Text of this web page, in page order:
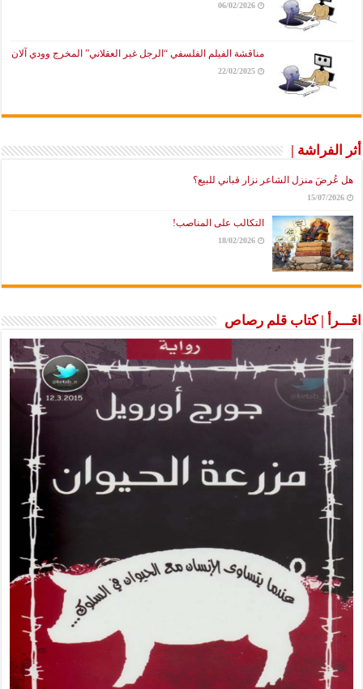
06/02/2026
مناقشة الفيلم الفلسفي “الرجل غير العقلاني” المخرج وودي آلان
22/02/2025
أثر الفراشة |
هل عُرضَ منزل الشاعر نزار قباني للبيع؟
15/07/2026
التكالب على المناصب!
18/02/2026
اقـــرأ | كتاب قلم رصاص